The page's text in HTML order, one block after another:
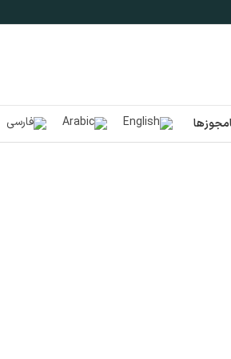
مجوزها